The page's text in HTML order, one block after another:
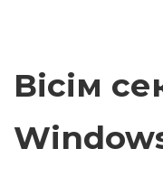
Вісім